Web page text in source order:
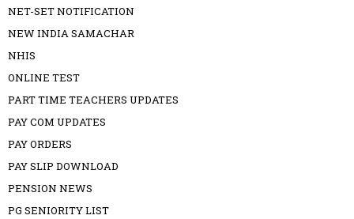
NET-SET NOTIFICATION
NEW INDIA SAMACHAR
NHIS
ONLINE TEST
PART TIME TEACHERS UPDATES
PAY COM UPDATES
PAY ORDERS
PAY SLIP DOWNLOAD
PENSION NEWS
PG SENIORITY LIST